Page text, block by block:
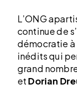
L’ONG
continue de
démocratie
inédits qui
grand
et Dorian